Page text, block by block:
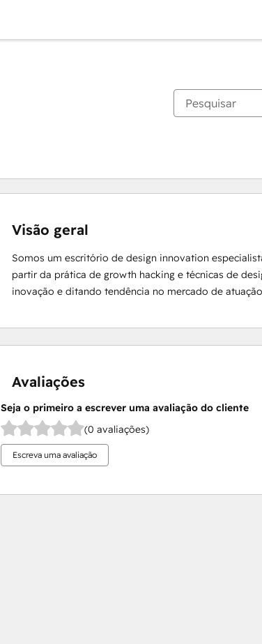
Visão geral
Somos um escritório de design innovation
partir da prática de growth hacking e técnicas de
inovação e ditando tendência no mercado de
Avaliações
Seja o primeiro a escrever uma avaliação do cliente
(0 avaliações)
Escreva uma avaliação